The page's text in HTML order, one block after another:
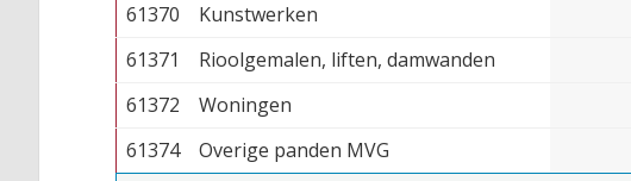
61370
Kunstwerken
61371
Rioolgemalen, liften, damwanden
61372
Woningen
61374
Overige panden MVG